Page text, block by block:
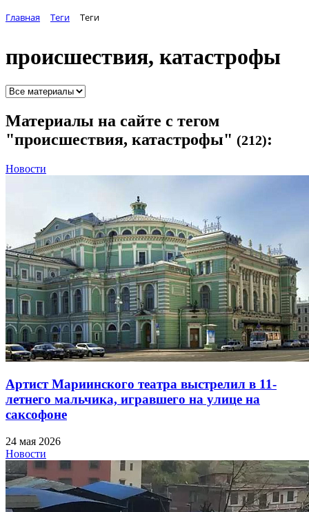
Главная Теги Теги
происшествия, катастрофы
Материалы на сайте с тегом
"происшествия, катастрофы" (212):
Новости
Артист Мариинского театра выстрелил в 11-
летнего мальчика, игравшего на улице на
саксофоне
24 мая 2026
Новости